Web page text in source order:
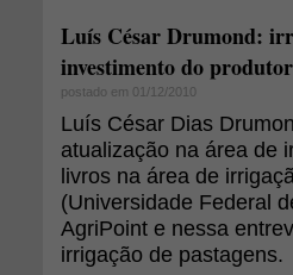
Luís César Drumond:
investimento do produtor
postado em 01/12/2010
Luís César Dias
atualização na área de
livros na área de
(Universidade Federal
AgriPoint e nessa
irrigação de pastagens.